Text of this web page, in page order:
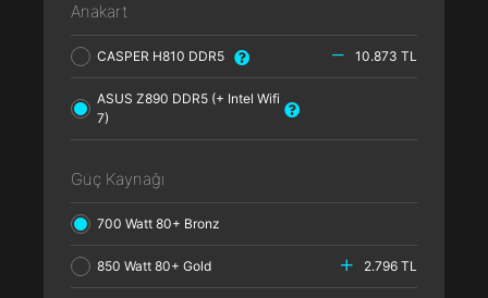
Anakart
CASPER H810 DDR5 10.873 TL
ASUS Z890 DDR5 (+ Intel Wifi
7)
Güç Kaynağı
700 Watt 80+ Bronz
850 Watt 80+ Gold 2.796 TL